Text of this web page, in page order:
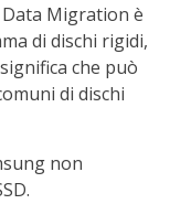
Migration è
di dischi rigidi,
che può
di dischi
non